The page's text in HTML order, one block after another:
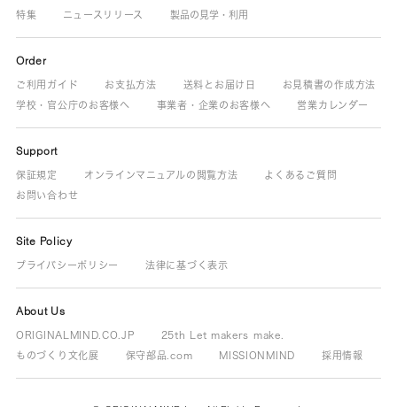
特集 ニュースリリース 製品の見学・利用
Order
ご利用ガイド お支払方法 送料とお届け日
お見積書の作成方法
学校・官公庁のお客様へ
事業者・企業のお客様へ 営業カレンダー
Support
保証規定 オンラインマニュアルの閲覧方法
よくあるご質問
お問い合わせ
Site Policy
プライバシーポリシー 法律に基づく表示
About Us
ORIGINALMIND.CO.JP
25th Let makers make.
ものづくり文化展
保守部品.com MISSIONMIND 採用情報